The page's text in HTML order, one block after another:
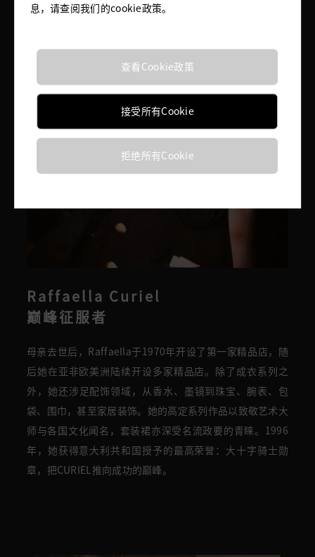
Raffaella Curiel
巅峰征服者
母亲去世后， Raffaella于1970年开设了第一家精品店，随
后 她在亚非欧美洲 陆续开设多家精品店 。除了 成衣系列 之
外 ， 她还涉足配饰领域，从 香水、墨镜到珠宝、腕表、包
袋、围巾，甚至家居装饰。她的高定系列作品以致敬艺术大
师与各国文化闻名，套装裙亦 深受名流政要的青睐 。1996
年，她获得意大利共和国授予的最高荣誉：大十字骑士勋
章，把CURIEL 推向成功的巅峰。
息，请查阅我们的cookie政策。
查看Cookie政策
接受所有Cookie
拒绝所有Cookie